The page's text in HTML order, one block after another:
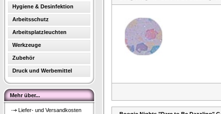
Hygiene & Desinfektion
Arbeitsschutz
Arbeitsplatzleuchten
Werkzeuge
Zubehör
Druck und Werbemittel
Mehr über...
Liefer- und Versandkosten